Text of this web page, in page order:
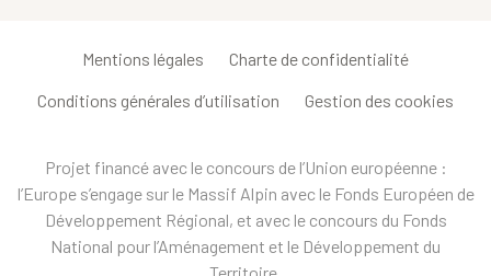
Mentions légales Charte de confidentialité
Conditions générales d’utilisation Gestion des cookies
Projet financé avec le concours de l’Union européenne :
l’Europe s’engage sur le Massif Alpin avec le Fonds Européen de
Développement Régional, et avec le concours du Fonds
National pour l’Aménagement et le Développement du